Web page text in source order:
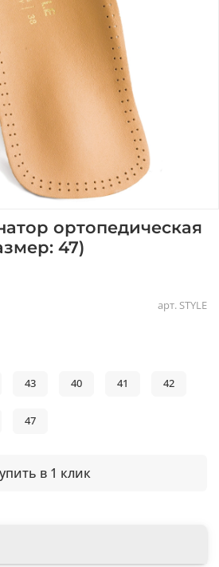
арт. STYLE
ортопедическая
47)
в 1 клик
43 40 41 42
47